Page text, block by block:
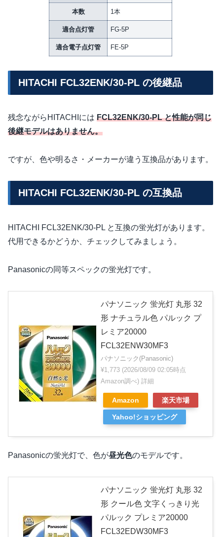
本数 1本
適合点灯管 FG-5P
適合電子点灯管 FE-5P
HITACHI FCL32ENK/30-PL の後継品
残念ながらHITACHIには FCL32ENK/30-PL と性能が同じ
後継モデルはありません。
ですが、色や明るさ・メーカーが違う互換品があります。
HITACHI FCL32ENK/30-PL の互換品
HITACHI FCL32ENK/30-PL と互換の蛍光灯があります。
代用できるかどうか、チェックしてみましょう。
Panasonicの同等スペックの蛍光灯です。
パナソニック 蛍光灯 丸形 32
形 ナチュラル色 パルック プ
レミア20000
FCL32ENW30MF3
パナソニック(Panasonic)
¥1,773 (2026/08/09 02:05時点
Amazon調べ) 詳細
Amazon 楽天市場
Yahoo!ショッピング
Panasonicの蛍光灯で、色が昼光色のモデルです。
パナソニック 蛍光灯 丸形 32
形 クール色 文字くっきり光
パルック プレミア20000
FCL32EDW30MF3